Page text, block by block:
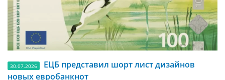
30.07.2026
ЕЦБ представил шорт лист дизайнов
новых евробанкнот